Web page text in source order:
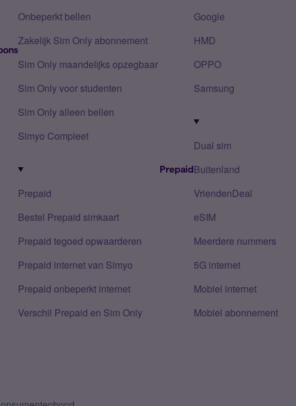
Onbeperkt bellen
Zakelijk Sim Only abonnement
Sim Only maandelijks opzegbaar
Sim Only voor studenten
Sim Only alleen bellen
Simyo Compleet
Prepaid
Prepaid
Bestel Prepaid simkaart
Prepaid tegoed opwaarderen
Prepaid internet van Simyo
Prepaid onbeperkt internet
Verschil Prepaid en Sim Only
Google
HMD
OPPO
Samsung
Dual sim
Buitenland
VriendenDeal
eSIM
Meerdere nummers
5G internet
Mobiel internet
Mobiel abonnement